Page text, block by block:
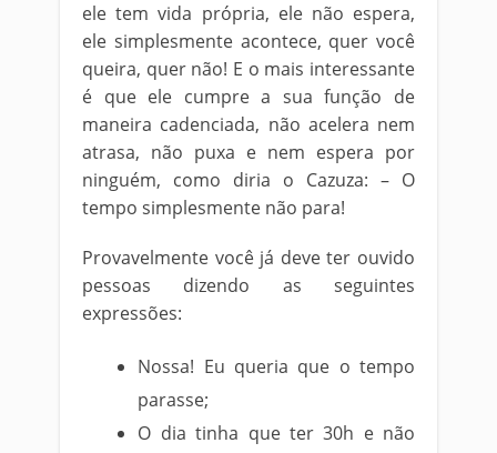
ele tem vida própria, ele não espera,
ele simplesmente acontece, quer você
queira, quer não! E o mais interessante
é que ele cumpre a sua função de
maneira cadenciada, não acelera nem
atrasa, não puxa e nem espera por
ninguém, como diria o Cazuza: – O
tempo simplesmente não para!
Provavelmente você já deve ter ouvido
pessoas dizendo as seguintes
expressões:
Nossa! Eu queria que o tempo
parasse;
O dia tinha que ter 30h e não